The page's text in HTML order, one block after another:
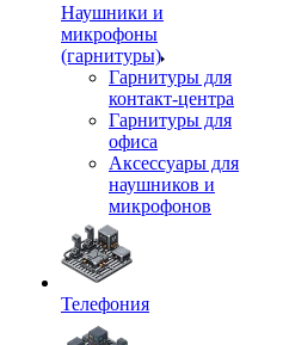
Наушники и
микрофоны
(гарнитуры)
Гарнитуры для
контакт-центра
Гарнитуры для
офиса
Аксессуары для
наушников и
микрофонов
Телефония